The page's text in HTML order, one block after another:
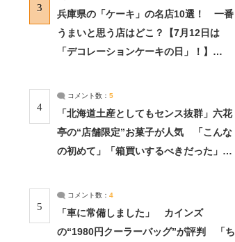
3
兵庫県の「ケーキ」の名店10選！ 一番
うまいと思う店はどこ？【7月12日は
「デコレーションケーキの日」！】
4
コメント数： 5
「北海道土産としてもセンス抜群」六花
亭の“店舗限定”お菓子が人気 「こんな
の初めて」「箱買いするべきだった」
5
コメント数： 4
「車に常備しました」 カインズ
の“1980円クーラーバッグ”が評判 「ち